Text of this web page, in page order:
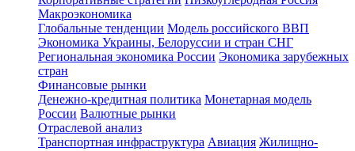
Макроэкономика
Глобальные тенденции Модель российского ВВП
Экономика Украины, Белоруссии и стран СНГ
Региональная экономика России Экономика зарубежных
стран
Финансовые рынки
Денежно-кредитная политика Монетарная модель
России Валютные рынки
Отраслевой анализ
Транспортная инфраструктура Авиация Жилищно-